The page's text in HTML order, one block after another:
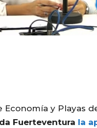
Economía y Playas
Fuerteventura la